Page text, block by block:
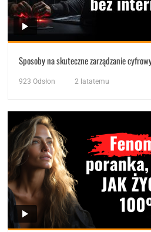
Sposoby na skuteczne zarządzanie
923 Odsłon 2 latatemu